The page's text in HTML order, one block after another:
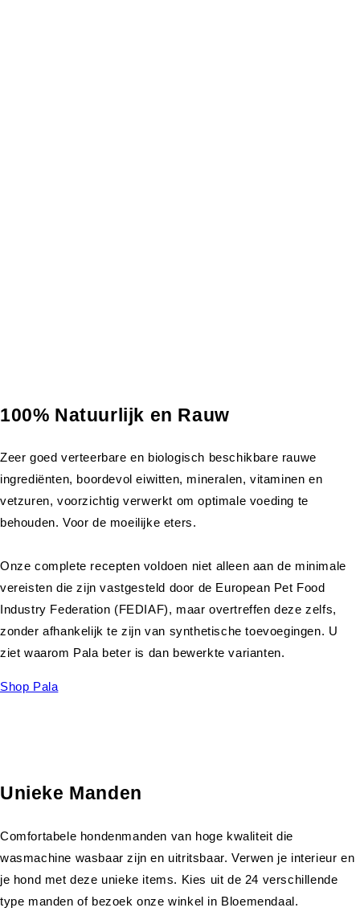
100% Natuurlijk en Rauw
Zeer goed verteerbare en biologisch beschikbare rauwe
ingrediënten, boordevol eiwitten, mineralen, vitaminen en
vetzuren, voorzichtig verwerkt om optimale voeding te
behouden. Voor de moeilijke eters.
Onze complete recepten voldoen niet alleen aan de minimale
vereisten die zijn vastgesteld door de European Pet Food
Industry Federation (FEDIAF), maar overtreffen deze zelfs,
zonder afhankelijk te zijn van synthetische toevoegingen. U
ziet waarom Pala beter is dan bewerkte varianten.
Shop Pala
Unieke Manden
Comfortabele hondenmanden van hoge kwaliteit die
wasmachine wasbaar zijn en uitritsbaar. Verwen je interieur en
je hond met deze unieke items. Kies uit de 24 verschillende
type manden of bezoek onze winkel in Bloemendaal.